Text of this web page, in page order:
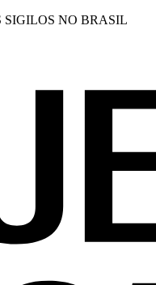
SIGILOS NO BRASIL